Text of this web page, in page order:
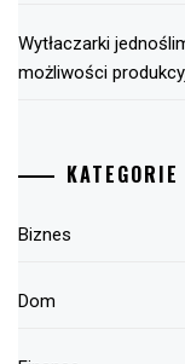
Wytłaczarki
możliwości
KATEGORIE
Biznes
Dom